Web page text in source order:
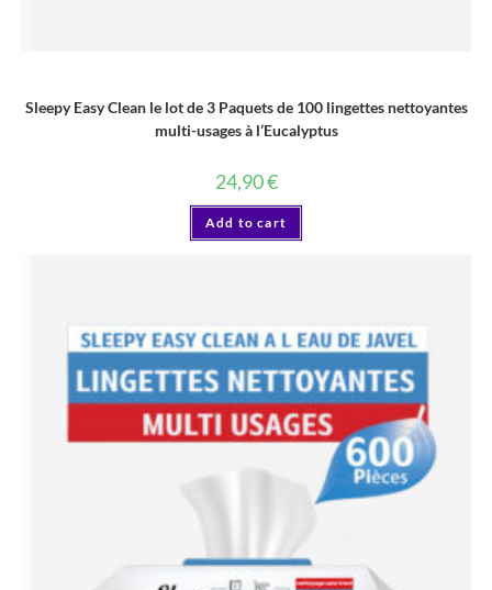
Sleepy Easy Clean le lot de 3 Paquets de 100 lingettes nettoyantes
multi-usages à l’Eucalyptus
24,90€
Add to cart